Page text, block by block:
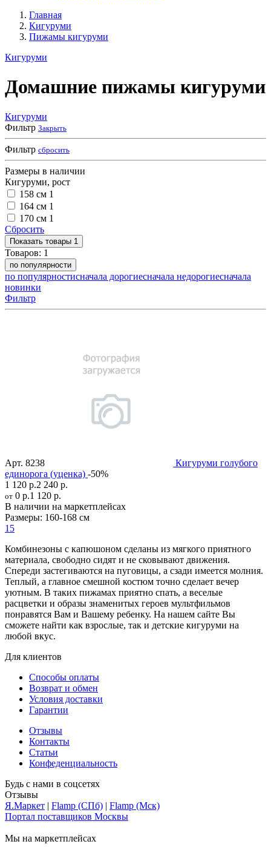
Главная
Кигуруми
Пижамы кигуруми
Кигуруми
Домашние пижамы кигуруми
Кигуруми
Фильтр Закрыть
Фильтр сбросить
Размеры в наличии
Кигуруми, рост
158 см 1
164 см 1
170 см 1
Сбросить
Показать товары 1
Товаров: 1
по популярности
по популярностисначала дорогиесначала недорогиесначала
новинки
Фильтр
Арт. 8238
Кигуруми голубого
единорога (уценка) -50%
1 120 р.2 240 р.
от 0 р.1 120 р.
В наличии на маркетплейсах
Размеры: 160-168 см
15
Комбинезоны с капюшоном сделаны из мягкого приятного
материала, свободно сидят и не сковывают движения.
Спереди застегиваются на пуговицы, а сзади имеется молния.
Теплый, а главное смешной костюм точно сделает вечер
уютным. В таких пижамах приятно спать, а веселые
расцветки и образы знаменитых героев мультфильмов
понравятся Вам и Вашему ребенку. На нашем сайте Вы
сможете найти как взрослые, так и детские кигуруми на
любой вкус.
Для клиентов
Способы оплаты
Возврат и обмен
Условия доставки
Гарантии
Отзывы
Контакты
Статьи
Конфеденциальность
Будь с нами в соцсетях
Отзывы
Я.Маркет | Flamp (СПб) | Flamp (Мск)
Портал поставщиков Москвы
Мы на маркетплейсах